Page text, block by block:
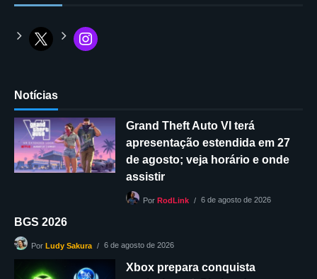
Notícias
Grand Theft Auto VI terá
apresentação estendida em 27
de agosto; veja horário e onde
assistir
PorRodLink 6 de agosto de 2026
BGS 2026
PorLudy Sakura 6 de agosto de 2026
Xbox prepara conquista